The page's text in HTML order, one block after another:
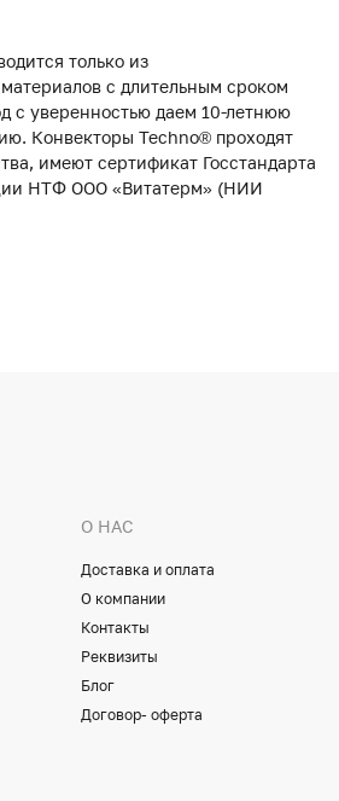
только из
с длительным сроком
с уверенностью даем 10-летнюю
Конвекторы Techno® проходят
имеют сертификат Госстандарта
НТФ ООО «Витатерм» (НИИ
О НАС
Доставка и оплата
О компании
Контакты
Реквизиты
Блог
Договор- оферта